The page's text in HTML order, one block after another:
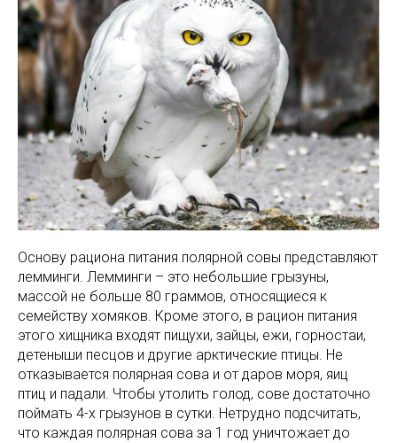
Основу рациона питания полярной совы представляют
лемминги. Лемминги – это небольшие грызуны,
массой не больше 80 граммов, относящиеся к
семейству хомяков. Кроме этого, в рацион питания
этого хищника входят пищухи, зайцы, ежи, горностаи,
детеныши песцов и другие арктические птицы. Не
отказывается полярная сова и от даров моря, яиц
птиц и падали. Чтобы утолить голод, сове достаточно
поймать 4-х грызунов в сутки. Нетрудно подсчитать,
что каждая полярная сова за 1 год уничтожает до